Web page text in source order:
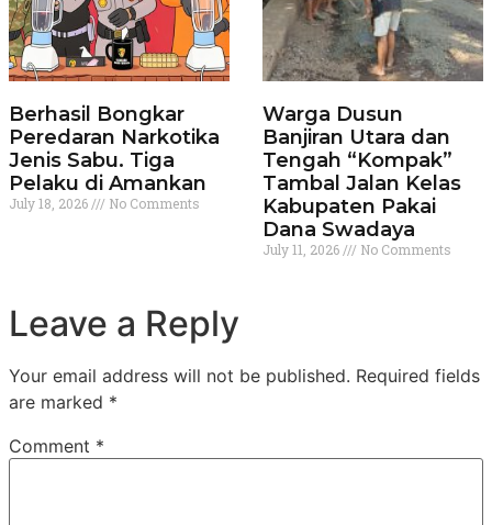
Berhasil Bongkar
Peredaran Narkotika
Jenis Sabu. Tiga
Pelaku di Amankan
July 18, 2026 No Comments
Warga Dusun
Banjiran Utara dan
Tengah “Kompak”
Tambal Jalan Kelas
Kabupaten Pakai
Dana Swadaya
July 11, 2026 No Comments
Leave a Reply
Your email address will not be published. Required fields
are marked *
Comment *